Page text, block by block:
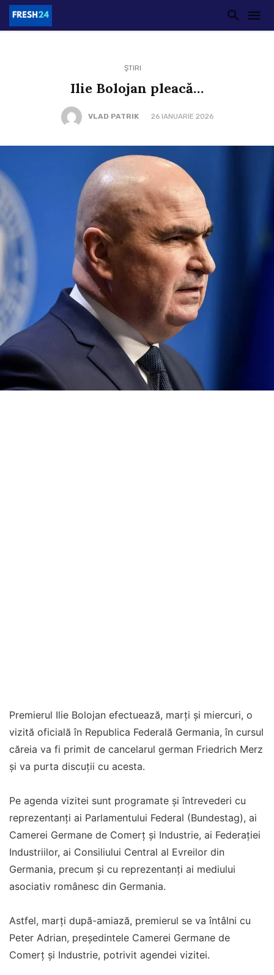
ȘTIRI
Ilie Bolojan pleacă…
VLAD PATRIK 26 IANUARIE 2026
Premierul Ilie Bolojan efectuează, marţi şi miercuri, o
vizită oficială în Republica Federală Germania, în cursul
căreia va fi primit de cancelarul german Friedrich Merz
şi va purta discuţii cu acesta.
Pe agenda vizitei sunt programate şi întrevederi cu
reprezentanţi ai Parlamentului Federal (Bundestag), ai
Camerei Germane de Comerţ şi Industrie, ai Federaţiei
Industriilor, ai Consiliului Central al Evreilor din
Germania, precum şi cu reprezentanţi ai mediului
asociativ românesc din Germania.
Astfel, marţi după-amiază, premierul se va întâlni cu
Peter Adrian, preşedintele Camerei Germane de
Comerţ şi Industrie, potrivit agendei vizitei.